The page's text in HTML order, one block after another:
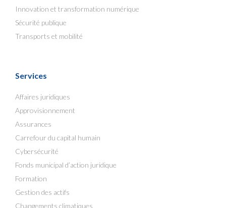
Innovation et transformation numérique
Sécurité publique
Transports et mobilité
Services
Affaires juridiques
Approvisionnement
Assurances
Carrefour du capital humain
Cybersécurité
Fonds municipal d’action juridique
Formation
Gestion des actifs
Changements climatiques